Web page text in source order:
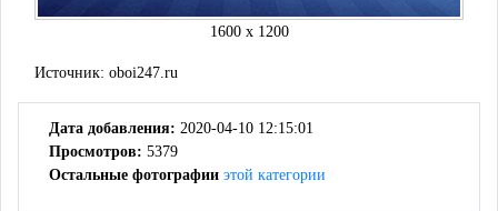
1600 x 1200
Источник: oboi247.ru
Дата добавления: 2020-04-10 12:15:01
Просмотров: 5379
Остальные фотографии этой категории